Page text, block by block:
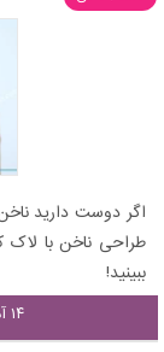
اگر دوست دارید
طراحی ناخن با لاک
ببینید!
۱۴ آذر ۱۳۹۶ - ۱۰:۰۸